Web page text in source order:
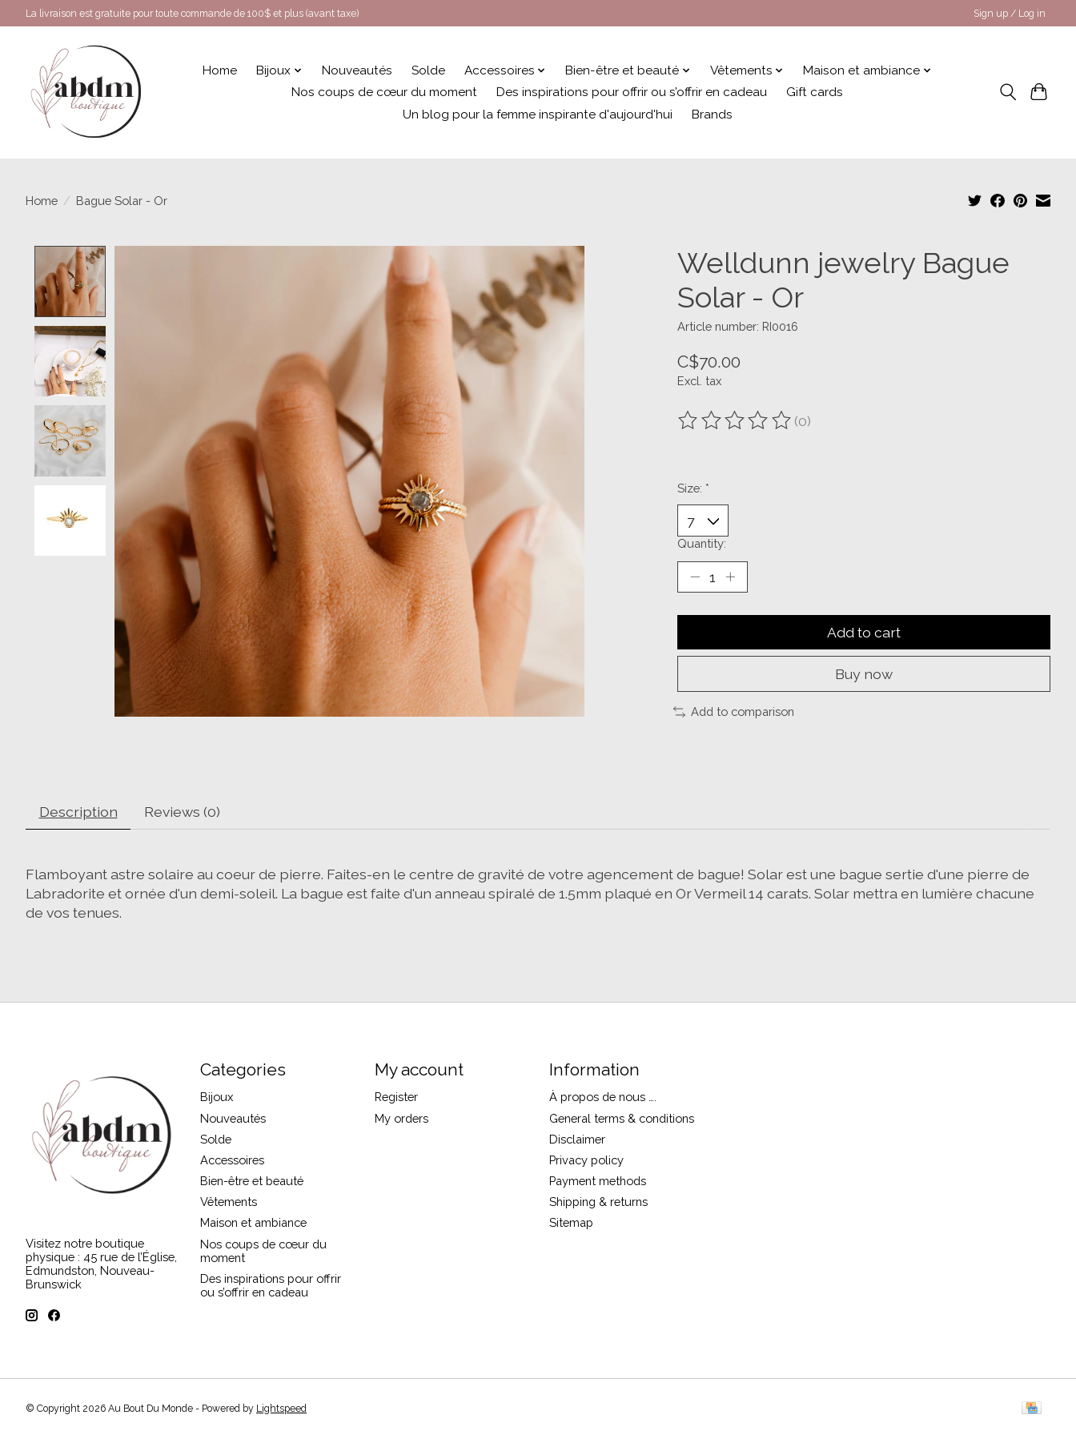
La livraison est gratuite pour toute commande de 100$ et plus (avant taxe) Sign up / Log in
Home Bijoux Nouveautés Solde Accessoires Bien-être et beauté Vêtements
Maison et ambiance
Nos coups de cœur du moment
Des inspirations pour offrir ou s’offrir en cadeau
Gift cards
Un blog pour la femme inspirante d'aujourd'hui
Brands
Home / Bague Solar - Or
Welldunn jewelry Bague
Solar - Or
Article number: RI0016
C$70.00
Excl. tax
The rating of this product is
(0)
Size: *
Quantity:
Add to cart
Buy now
Add to comparison
Description Reviews (0)
Flamboyant astre solaire au coeur de pierre. Faites-en le centre de gravité de votre agencement de bague! Solar est une bague sertie d'une pierre de
Labradorite et ornée d'un demi-soleil. La bague est faite d'un anneau spiralé de 1.5mm plaqué en Or Vermeil 14 carats. Solar mettra en lumière chacune
de vos tenues.
Visitez notre boutique
physique : 45 rue de l’Église,
Edmundston, Nouveau-
Brunswick
Categories
Bijoux
Nouveautés
Solde
Accessoires
Bien-être et beauté
Vêtements
Maison et ambiance
Nos coups de cœur du
moment
Des inspirations pour offrir
ou s’offrir en cadeau
My account
Register
My orders
Information
À propos de nous ….
General terms & conditions
Disclaimer
Privacy policy
Payment methods
Shipping & returns
Sitemap
© Copyright 2026 Au Bout Du Monde - Powered by Lightspeed